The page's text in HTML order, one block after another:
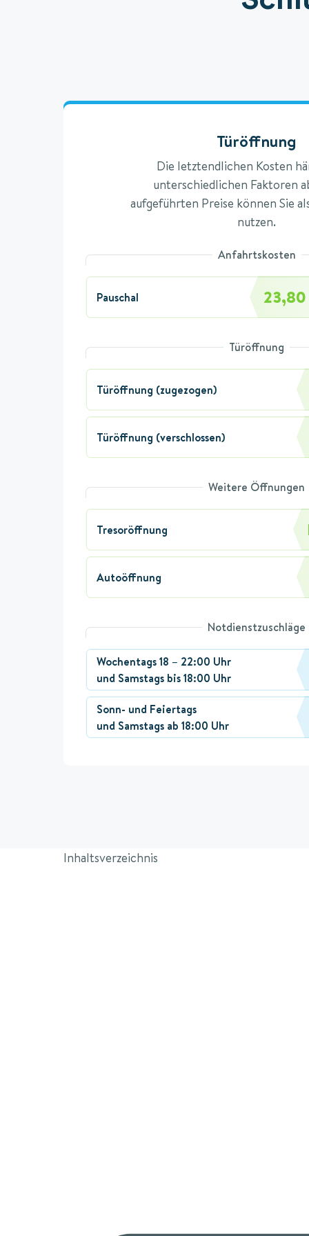
Türöffnung
Die letztendlichen Kosten
unterschiedlichen Faktoren
aufgeführten Preise können Sie
nutzen.
Anfahrtskosten
Pauschal
Türöffnung
Türöffnung (zugezogen)
Türöffnung (verschlossen)
Weitere Öffnungen
Tresoröffnung
Autoöffnung
Notdienstzuschläge
Wochentags 18 – 22:00 Uhr
und Samstags bis 18:00 Uhr
Sonn- und Feiertags
und Samstags ab 18:00 Uhr
Inhaltsverzeichnis